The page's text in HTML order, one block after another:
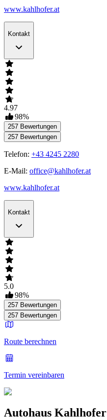
www.kahlhofer.at
Kontakt
4.97
98%
257 Bewertungen
257 Bewertungen
Telefon: +43 4245 2280
E-Mail: office@kahlhofer.at
www.kahlhofer.at
Kontakt
5.0
98%
257 Bewertungen
257 Bewertungen
Route berechnen
Termin vereinbaren
Autohaus Kahlhofer